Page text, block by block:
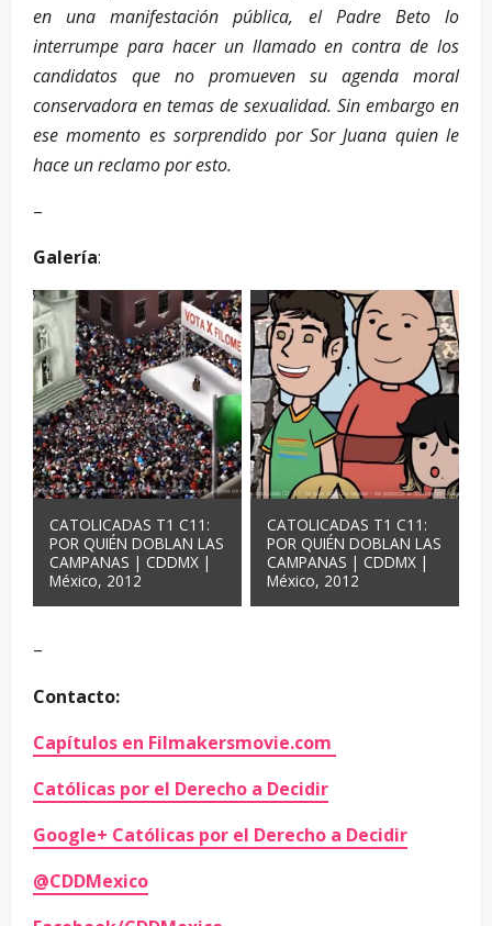
en una manifestación pública, el Padre Beto lo
interrumpe para hacer un llamado en contra de los
candidatos que no promueven su agenda moral
conservadora en temas de sexualidad. Sin embargo en
ese momento es sorprendido por Sor Juana quien le
hace un reclamo por esto.
–
Galería:
CATOLICADAS T1 C11:
POR QUIÉN DOBLAN LAS
CAMPANAS | CDDMX |
México, 2012
CATOLICADAS T1 C11:
POR QUIÉN DOBLAN LAS
CAMPANAS | CDDMX |
México, 2012
–
Contacto:
Capítulos en Filmakersmovie.com
Católicas por el Derecho a Decidir
Google+ Católicas por el Derecho a Decidir
@CDDMexico